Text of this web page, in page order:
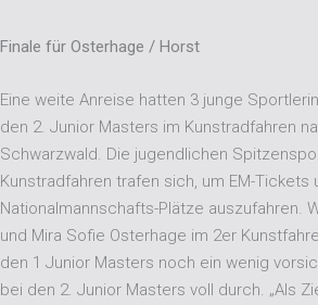
Finale für Osterhage / Horst
Eine weite Anreise hatten 3 junge
den 2. Junior Masters im Kunstradfahren
Schwarzwald. Die jugendlichen
Kunstradfahren trafen sich, um EM-Tickets
Nationalmannschafts-Plätze auszufahren.
und Mira Sofie Osterhage im 2er
den 1 Junior Masters noch ein wenig
bei den 2. Junior Masters voll durch. „Als